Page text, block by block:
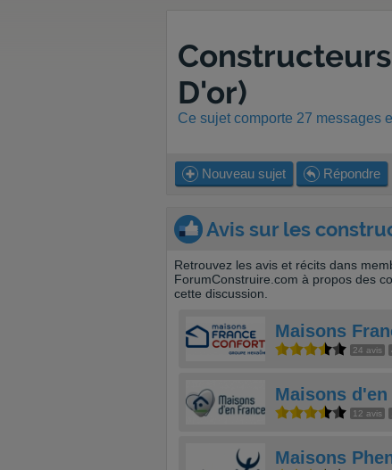
D'or)
Ce sujet comporte 27 messages
Nouveau sujet Répondre
Avis sur les
Retrouvez les avis et récits dans
ForumConstruire.com à propos des
cette discussion.
Maisons
24 avis
Maisons d'en
12 avis
Maisons